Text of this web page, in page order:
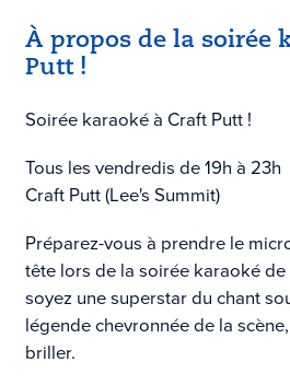
À propos de la soirée
Putt !
Soirée karaoké à Craft Putt !
Tous les vendredis de 19h à 23h
Craft Putt (Lee's Summit)
Préparez-vous à prendre le
tête lors de la soirée karaoké de
soyez une superstar du chant
légende chevronnée de la
briller.